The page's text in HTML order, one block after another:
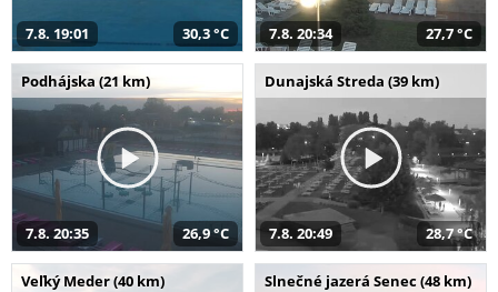
7.8. 19:01 30,3 °C 7.8. 20:34 27,7 °C
Podhájska (21 km)
7.8. 20:35 26,9 °C
Dunajská Streda (39 km)
7.8. 20:49 28,7 °C
Veľký Meder (40 km) Slnečné jazerá Senec (48 km)